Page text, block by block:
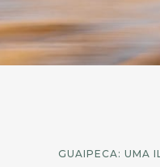
GUAIPECA: UMA